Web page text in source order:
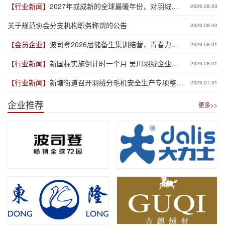
【行业新闻】 2027年或成新的全球最暖年份，对羽绒产
业有何影响？
2026.08.03
关于规范协会分支机构职务称谓的公告 2026.08.03
【会员企业】 波司登2026届储备生集训结营，青春力量
赋能品牌新程
2026.08.01
【行业新闻】 新国标实施倒计时一个月 吴川羽绒企业集
体“抢跑”新规
2026.08.01
【行业新闻】 新塘街道召开羽绒分毛机安全生产专项整治
推进会
2026.07.31
企业推荐 更多>>